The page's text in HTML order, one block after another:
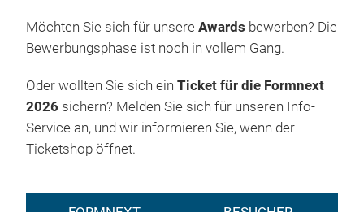
Möchten Sie sich für unsere Awards bewerben? Die
Bewerbungsphase ist noch in vollem Gang.
Oder wollten Sie sich ein Ticket für die Formnext
2026 sichern? Melden Sie sich für unseren Info-
Service an, und wir informieren Sie, wenn der
Ticketshop öffnet.